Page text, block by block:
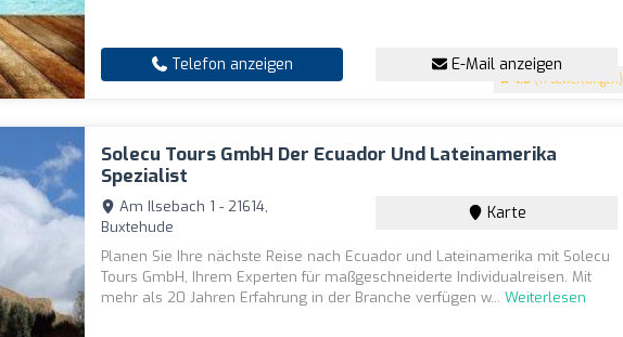
4.8 (11 Bewertungen)
Telefon anzeigen E-Mail anzeigen
Solecu Tours GmbH Der Ecuador Und Lateinamerika
Spezialist
Am Ilsebach 1 - 21614,
Buxtehude
Karte
Planen Sie Ihre nächste Reise nach Ecuador und Lateinamerika mit Solecu
Tours GmbH, Ihrem Experten für maßgeschneiderte Individualreisen. Mit
mehr als 20 Jahren Erfahrung in der Branche verfügen w...Weiterlesen